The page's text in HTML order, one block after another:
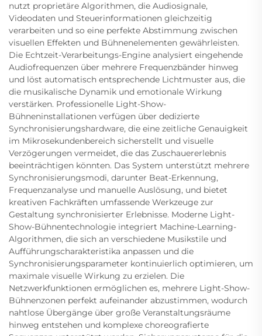
nutzt proprietäre Algorithmen, die Audiosignale,
Videodaten und Steuerinformationen gleichzeitig
verarbeiten und so eine perfekte Abstimmung zwischen
visuellen Effekten und Bühnenelementen gewährleisten.
Die Echtzeit-Verarbeitungs-Engine analysiert eingehende
Audiofrequenzen über mehrere Frequenzbänder hinweg
und löst automatisch entsprechende Lichtmuster aus, die
die musikalische Dynamik und emotionale Wirkung
verstärken. Professionelle Light-Show-
Bühneninstallationen verfügen über dedizierte
Synchronisierungshardware, die eine zeitliche Genauigkeit
im Mikrosekundenbereich sicherstellt und visuelle
Verzögerungen vermeidet, die das Zuschauererlebnis
beeinträchtigen könnten. Das System unterstützt mehrere
Synchronisierungsmodi, darunter Beat-Erkennung,
Frequenzanalyse und manuelle Auslösung, und bietet
kreativen Fachkräften umfassende Werkzeuge zur
Gestaltung synchronisierter Erlebnisse. Moderne Light-
Show-Bühnentechnologie integriert Machine-Learning-
Algorithmen, die sich an verschiedene Musikstile und
Aufführungscharakteristika anpassen und die
Synchronisierungsparameter kontinuierlich optimieren, um
maximale visuelle Wirkung zu erzielen. Die
Netzwerkfunktionen ermöglichen es, mehrere Light-Show-
Bühnenzonen perfekt aufeinander abzustimmen, wodurch
nahtlose Übergänge über große Veranstaltungsräume
hinweg entstehen und komplexe choreografierte